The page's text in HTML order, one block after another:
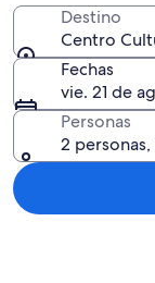
Destino
Centro
Fechas
vie. 21 de
Personas
2